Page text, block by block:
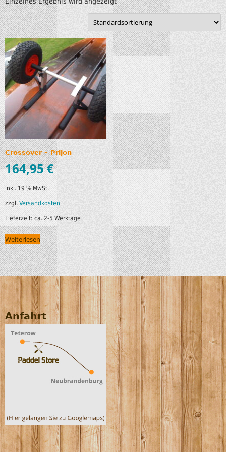
Crossover – Prijon
164,95€
inkl. 19 % MwSt.
zzgl.Versandkosten
Lieferzeit:ca. 2-5 Werktage
Weiterlesen
Anfahrt